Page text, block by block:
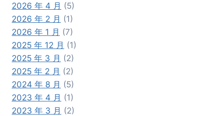
2026 年 4 月 (5)
2026 年 2 月 (1)
2026 年 1 月 (7)
2025 年 12 月 (1)
2025 年 3 月 (2)
2025 年 2 月 (2)
2024 年 8 月 (5)
2023 年 4 月 (1)
2023 年 3 月 (2)